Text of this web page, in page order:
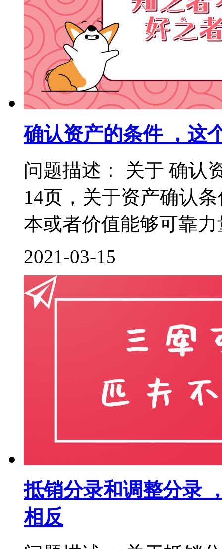
确认资产的条件 ，这
问题描述： 关于 确认
14页，关于资产确认
本或者价值能够可靠
2021-03-15
抵销分录和调整分录
相反